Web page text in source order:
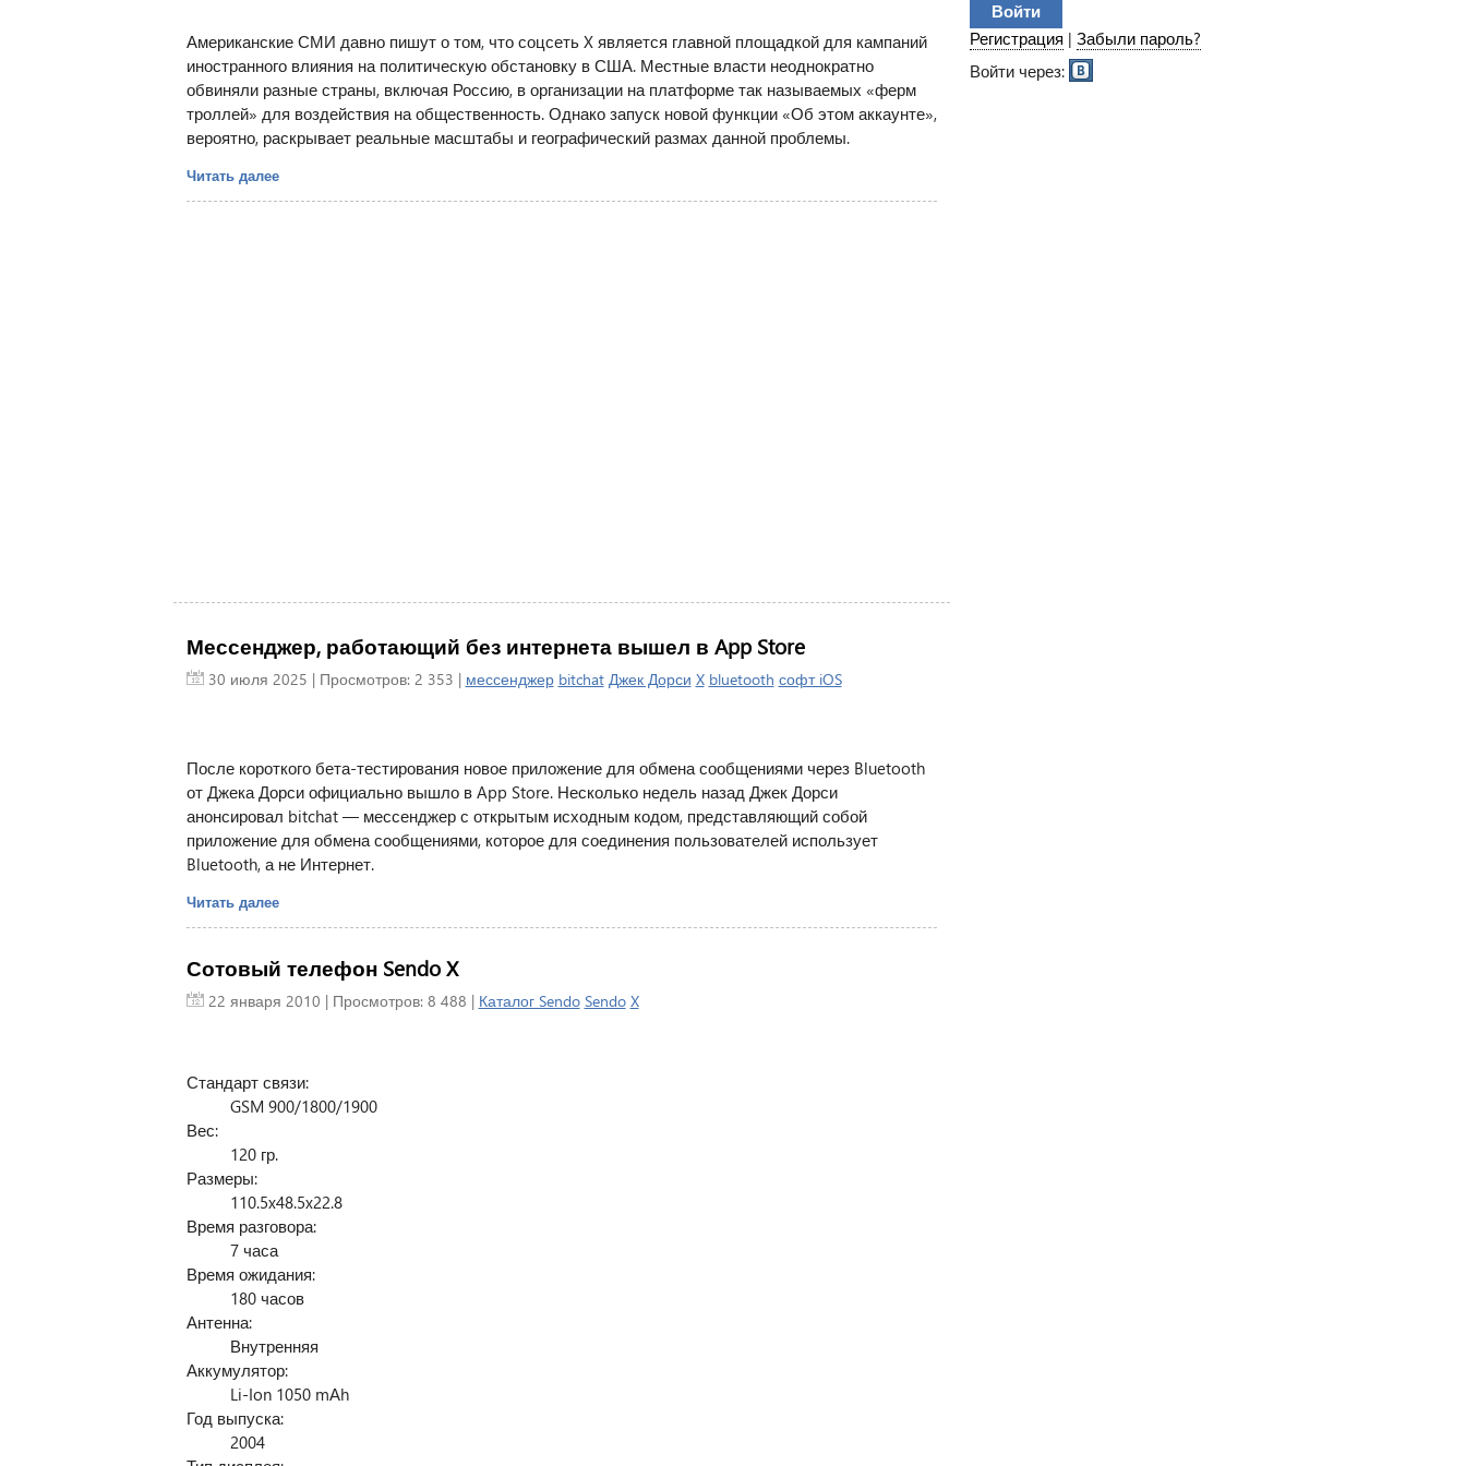
Американские СМИ давно пишут о том, что соцсеть X является главной площадкой для кампаний
иностранного влияния на политическую обстановку в США. Местные власти неоднократно
обвиняли разные страны, включая Россию, в организации на платформе так называемых «ферм
троллей» для воздействия на общественность. Однако запуск новой функции «Об этом аккаунте»,
вероятно, раскрывает реальные масштабы и географический размах данной проблемы.
Читать далее
Мессенджер, работающий без интернета вышел в App Store
30 июля 2025 | Просмотров: 2 353 | мессенджер bitchat Джек Дорси X bluetooth софт iOS
После короткого бета-тестирования новое приложение для обмена сообщениями через Bluetooth
от Джека Дорси официально вышло в App Store. Несколько недель назад Джек Дорси
анонсировал bitchat — мессенджер с открытым исходным кодом, представляющий собой
приложение для обмена сообщениями, которое для соединения пользователей использует
Bluetooth, а не Интернет.
Читать далее
Сотовый телефон Sendo X
22 января 2010 | Просмотров: 8 488 | Каталог Sendo Sendo X
Стандарт связи:
GSM 900/1800/1900
Вес:
120 гр.
Размеры:
110.5x48.5x22.8
Время разговора:
7 часа
Время ожидания:
180 часов
Антенна:
Внутренняя
Аккумулятор:
Li-Ion 1050 mАh
Год выпуска:
2004
Регистрация | Забыли пароль?
Войти через: